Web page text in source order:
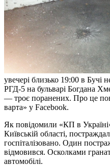
увечері близько 19:00 в Бучі
РГД-5 на бульварі Богдана
— троє поранених. Про це
варта» у Facebook.
Як повідомили «КП в
Київській області,
госпіталізовано. Один
відмовився. Осколками
автомобілі.